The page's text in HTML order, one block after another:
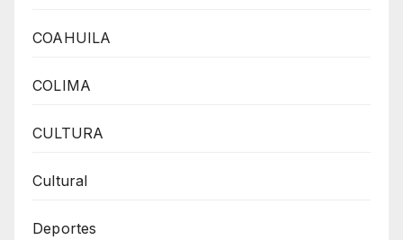
COAHUILA
COLIMA
CULTURA
Cultural
Deportes